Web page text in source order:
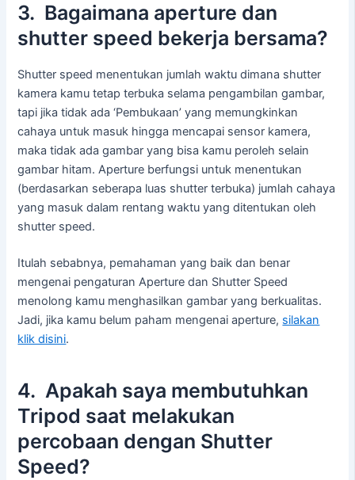
3. Bagaimana aperture dan
shutter speed bekerja bersama?
Shutter speed menentukan jumlah waktu dimana shutter
kamera kamu tetap terbuka selama pengambilan gambar,
tapi jika tidak ada ‘Pembukaan’ yang memungkinkan
cahaya untuk masuk hingga mencapai sensor kamera,
maka tidak ada gambar yang bisa kamu peroleh selain
gambar hitam. Aperture berfungsi untuk menentukan
(berdasarkan seberapa luas shutter terbuka) jumlah cahaya
yang masuk dalam rentang waktu yang ditentukan oleh
shutter speed.
Itulah sebabnya, pemahaman yang baik dan benar
mengenai pengaturan Aperture dan Shutter Speed
menolong kamu menghasilkan gambar yang berkualitas.
Jadi, jika kamu belum paham mengenai aperture, silakan
klik disini.
4. Apakah saya membutuhkan
Tripod saat melakukan
percobaan dengan Shutter
Speed?